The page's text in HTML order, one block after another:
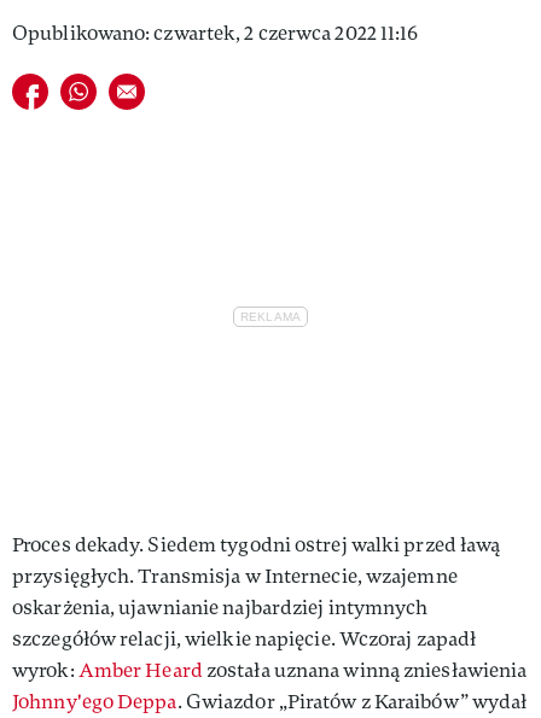
Opublikowano: czwartek, 2 czerwca 2022 11:16
Udostępnij na facebook
Udostępnij na whatsapp
E-mail do przyjaciela
Proces dekady. Siedem tygodni ostrej walki przed ławą
przysięgłych. Transmisja w Internecie, wzajemne
oskarżenia, ujawnianie najbardziej intymnych
szczegółów relacji, wielkie napięcie. Wczoraj zapadł
wyrok:Amber Heardzostała uznana winną zniesławienia
Johnny'ego Deppa. Gwiazdor „Piratów z Karaibów” wydał